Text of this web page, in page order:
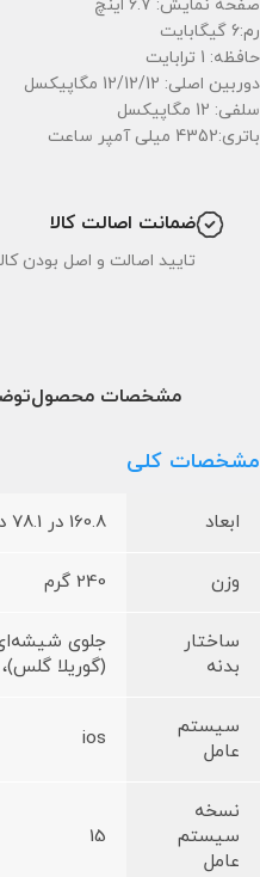
صفحه نمایش: 6.7 اینچ
رم:6 گیگابایت
حافظه: 1 ترابایت
دوربین اصلی: 12/12/12 مگاپیکسل
سلفی: 12 مگاپیکسل
باتری:4352 میلی آمپر ساعت
ضمانت اصالت کالا
تایید اصالت و اصل بودن
مشخصات محصول
مشخصات کلی
ابعاد 160.8 در 78.1 در 7.7 میلی‌متر
وزن 240 گرم
ساختار
بدنه
جلوی
(گوریلا
سیستم
عامل
ios
نسخه
سیستم
عامل
15